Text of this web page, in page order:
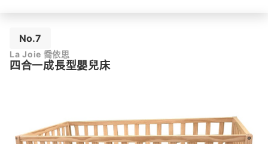
No.7
La Joie 喬依思
四合一成長型嬰兒床